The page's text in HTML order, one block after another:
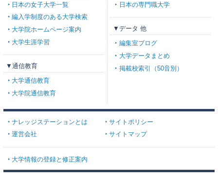
日本の女子大学一覧
編入学制度のある大学検索
大学院ホームページ案内
大学生涯学習
▼通信教育
大学通信教育
大学院通信教育
日本の専門職大学
▼データ 他
編集室ブログ
大学データまとめ
掲載校索引（50音別）
ナレッジステーションとは
サイトポリシー
運営会社
サイトマップ
大学情報の登録と修正案内